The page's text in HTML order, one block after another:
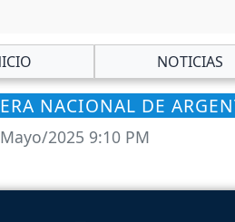
NOTICIAS
NACIONAL DE
2025 9:10 PM